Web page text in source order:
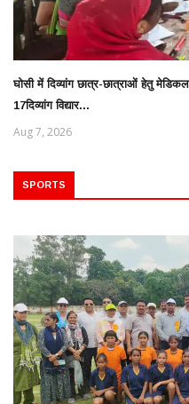
घोसी में दिव्यांग छात्र-छात्राओं हेतु
17दिव्यांग विद्यार...
Aug 7, 2026
SPORTS